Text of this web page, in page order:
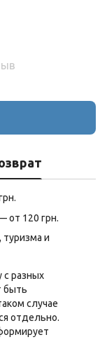
от 120 грн.
и
разных
быть
случае
отдельно.